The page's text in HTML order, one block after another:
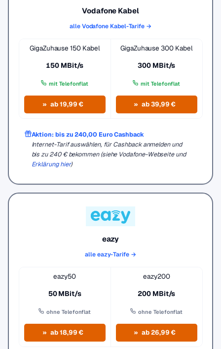
Vodafone Kabel
alle Vodafone Kabel-Tarife →
GigaZuhause 150 Kabel
150 MBit/s
mit Telefonflat
ab 19,99 €
GigaZuhause 300 Kabel
300 MBit/s
mit Telefonflat
ab 39,99 €
Aktion: bis zu 240,00 Euro Cashback
Internet-Tarif auswählen, für Cashback anmelden und
bis zu 240 € bekommen (siehe Vodafone-Webseite und
Erklärung hier)
eazy
alle eazy-Tarife →
eazy50
50 MBit/s
ohne Telefonflat
ab 18,99 €
eazy200
200 MBit/s
ohne Telefonflat
ab 26,99 €